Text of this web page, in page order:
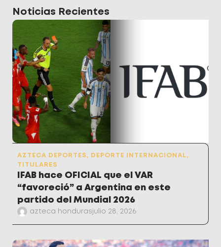
Noticias Recientes
AZTECA DEPORTES, DEPORTE INTERNACIONAL,
TITULARES
IFAB hace OFICIAL que el VAR
“favoreció” a Argentina en este
partido del Mundial 2026
azteca hondurasjulio 28, 2026